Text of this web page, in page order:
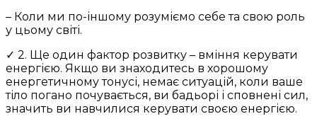
– Коли ми по-іншому розуміємо себе та свою роль
у цьому світі.
✓ 2. Ще один фактор розвитку – вміння керувати
енергією. Якщо ви знаходитесь в хорошому
енергетичному тонусі, немає ситуацій, коли ваше
тіло погано почувається, ви бадьорі і сповнені сил,
значить ви навчилися керувати своєю енергією.